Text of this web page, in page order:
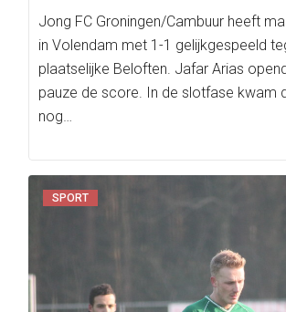
Jong FC Groningen/Cambuur heeft
in Volendam met 1-1 gelijkgespeeld
plaatselijke Beloften. Jafar Arias
pauze de score. In de slotfase kwam
nog…
SPORT